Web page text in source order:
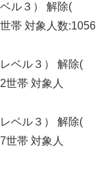
ル３） 解除(
帯 対象人数:1056
ベル３） 解除(
帯 対象人
ベル３） 解除(
帯 対象人